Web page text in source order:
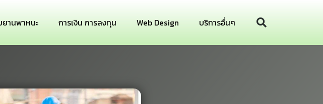
านพาหนะ การเงิน การลงทุน Web Design บริการอื่นๆ